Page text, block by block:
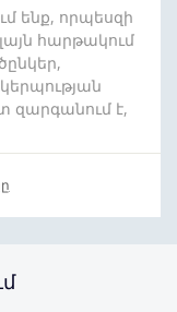
ենք, որպեսզի
հարթակում
զարգանում է,
դարձնենք
: Մեր թիմը